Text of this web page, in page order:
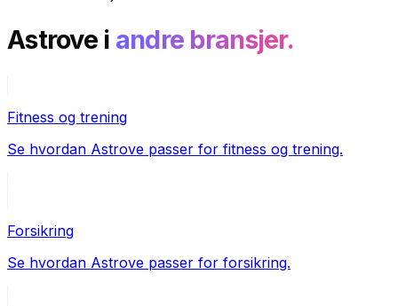
Astrove i andre bransjer.
Fitness og trening
Se hvordan Astrove passer for fitness og trening.
Forsikring
Se hvordan Astrove passer for forsikring.